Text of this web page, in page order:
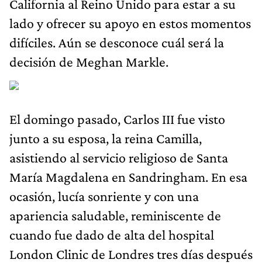
California al Reino Unido para estar a su
lado y ofrecer su apoyo en estos momentos
difíciles. Aún se desconoce cuál será la
decisión de Meghan Markle.
El domingo pasado, Carlos III fue visto
junto a su esposa, la reina Camilla,
asistiendo al servicio religioso de Santa
María Magdalena en Sandringham. En esa
ocasión, lucía sonriente y con una
apariencia saludable, reminiscente de
cuando fue dado de alta del hospital
London Clinic de Londres tres días después